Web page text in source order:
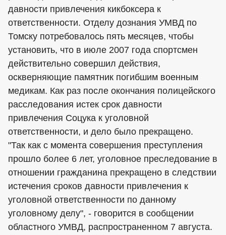
давности привлечения кикбоксера к
ответственности. Отделу дознания УМВД по
Томску потребовалось пять месяцев, чтобы
установить, что в июле 2007 года спортсмен
действительно совершил действия,
оскверняющие памятник погибшим военным
медикам. Как раз после окончания полицейского
расследования истек срок давности
привлечения Соцука к уголовной
ответственности, и дело было прекращено.
"Так как с момента совершения преступления
прошло более 6 лет, уголовное преследование в
отношении гражданина прекращено в следствии
истечения сроков давности привлечения к
уголовной ответственности по данному
уголовному делу", - говорится в сообщении
областного УМВД, распространенном 7 августа.